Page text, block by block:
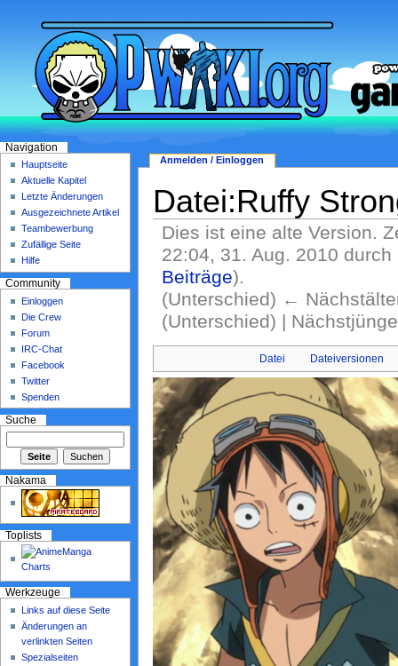
Datei:Ruffy
Dies ist eine alte Version.
22:04, 31. Aug. 2010 durch
Beiträge).
(Unterschied) ←
(Unterschied) |
Datei Dateiversionen
Anmelden / Einloggen
Navigation
Hauptseite
Aktuelle Kapitel
Letzte Änderungen
Ausgezeichnete Artikel
Teambewerbung
Zufällige Seite
Hilfe
Community
Einloggen
Die Crew
Forum
IRC-Chat
Facebook
Twitter
Spenden
Suche
Nakama
Toplists
Werkzeuge
Links auf diese Seite
Änderungen an
verlinkten Seiten
Spezialseiten